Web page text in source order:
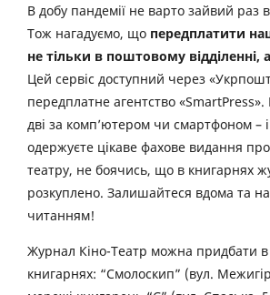
В добу пандемії не варто зайвий раз
Тож нагадуємо, що передплатити
не тільки в поштовому відділенні,
Цей сервіс доступний через
передплатне агентство
дві за комп’ютером чи смартфоном –
одержуєте цікаве фахове видання про
театру, не боячись, що в книгарнях
розкуплено. Залишайтеся вдома та
читанням!
Журнал Кіно-Театр можна придбати в
книгарнях: “Смолоскип” (вул.